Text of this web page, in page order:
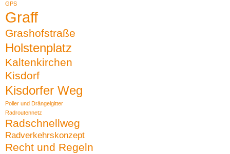
GPS
Graff
Grashofstraße
Holstenplatz
Kaltenkirchen
Kisdorf
Kisdorfer Weg
Poller und Drängelgitter
Radroutennetz
Radschnellweg
Radverkehrskonzept
Recht und Regeln